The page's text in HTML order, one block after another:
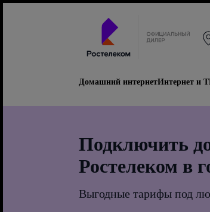
Домашний интернетИнтернет и
Подключить
Ростелеком в
Выгодные тарифы под